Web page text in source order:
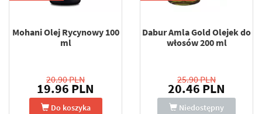
Mohani Olej Rycynowy 100
ml
20.90 PLN
19.96 PLN
Do koszyka
Dabur Amla Gold Olejek do
włosów 200 ml
25.90 PLN
20.46 PLN
Niedostępny